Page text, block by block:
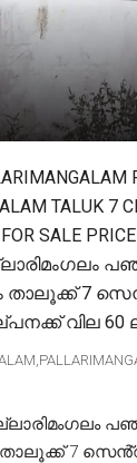
TALUK 7
SALE
7
വില 60
7 സെൻ്റ്